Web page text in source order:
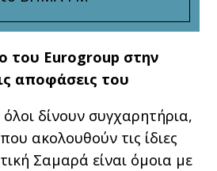
του Eurogroup στην
αποφάσεις του
όλοι δίνουν συγχαρητήρια,
ακολουθούν τις ίδιες
Σαμαρά είναι όμοια με